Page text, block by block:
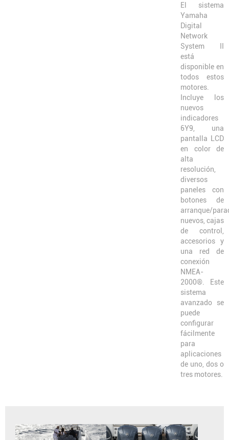
El sistema
Yamaha
Digital
Network
System II
está
disponible en
todos estos
motores.
Incluye los
nuevos
indicadores
6Y9, una
pantalla LCD
en color de
alta
resolución,
diversos
paneles con
botones de
arranque/
nuevos, cajas
de control,
accesorios y
una red de
conexión
NMEA-
2000®. Este
sistema
avanzado se
puede
configurar
fácilmente
para
aplicaciones
de uno, dos o
tres motores.